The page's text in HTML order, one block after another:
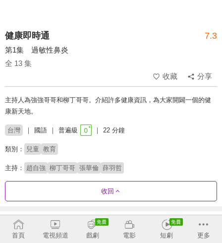
健康即時通 7.3
第1集 過敏性鼻炎
全 13 集
收藏
分享
主持人為強強哥哥和柳丁哥哥。介紹許多健康資訊，為大家開闢一個的健
康新天地。
台灣 國語 普遍級 22 分鐘
類別： 兒童 教育
主持： 趙自強 柳丁哥哥 張華倫 薛羽哲
收回
劇集列表 正序
全 13 集
首頁 電視頻道 戲劇 電影 短劇 更多